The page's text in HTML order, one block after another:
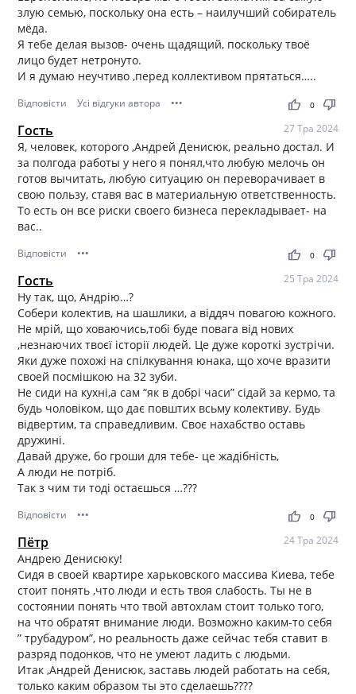
злую семью, поскольку она есть – наилучший собиратель
мёда.
Я тебе делая вызов- очень щадящий, поскольку твоё
лицо будет нетронуто.
И я думаю неучтиво ,перед коллективом прятаться…..
Відповісти Усі відгуки автора ••• thumb_up thumb_down
0
Гость 27 Тра 2024
Я, человек, которого ,Андрей Денисюк, реально достал. И
за полгода работы у него я понял,что любую мелочь он
готов вычитать, любую ситуацию он переворачивает в
свою пользу, ставя вас в материальную ответственность.
То есть он все риски своего бизнеса перекладывает- на
вас..
Відповісти ••• thumb_up thumb_down
0
Гость 25 Тра 2024
Ну так, що, Андрію…?
Собери колектив, на шашлики, а віддяч повагою кожного.
Не мрій, що ховаючись,тобі буде повага від нових
,незнаючих твоєї історії людей. Це дуже короткі зустрічи.
Яки дуже похожі на спілкування юнака, що хоче вразити
своей посмішкою на 32 зуби.
Не сиди на кухні,а сам “як в добрі часи” сідай за кермо, та
будь чоловіком, що дає повштих всьму колективу. Будь
відвертим, та справедливим. Своє нахабство оставь
дружині.
Давай друже, бо гроши для тебе- це жадібність,
А люди не потріб.
Так з чим ти тоді остаєшься …???
Відповісти ••• thumb_up thumb_down
0
Пётр 24 Тра 2024
Андрею Денисюку!
Сидя в своей квартире харьковского массива Киева, тебе
стоит понять ,что люди и есть твоя слабость. Ты не в
состоянии понять что твой автохлам стоит только того,
на что обратят внимание люди. Возможно каким-то себя
” трубадуром”, но реальность даже сейчас тебя ставит в
разряд подонков, что не умеют ладить с людьми.
Итак ,Андрей Денисюк, заставь людей работать на себя,
только каким образом ты это сделаешь????